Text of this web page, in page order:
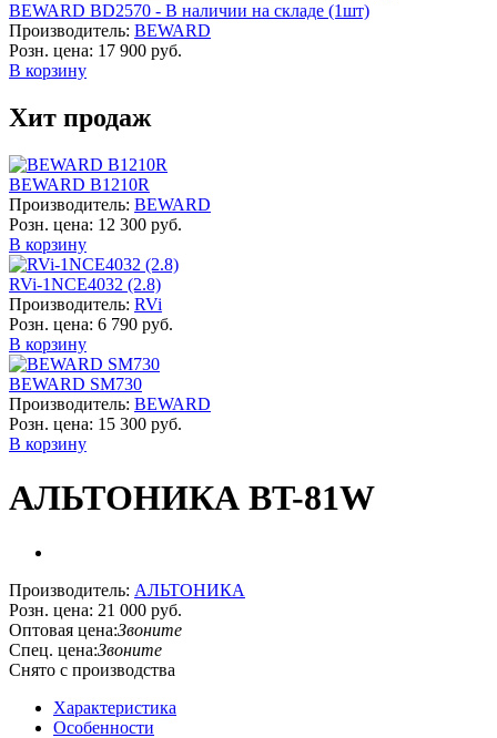
BEWARD BD2570 - В наличии на складе (1шт)
Производитель: BEWARD
Розн. цена: 17 900 руб.
В корзину
Хит продаж
BEWARD B1210R
Производитель: BEWARD
Розн. цена: 12 300 руб.
В корзину
RVi-1NCE4032 (2.8)
Производитель: RVi
Розн. цена: 6 790 руб.
В корзину
BEWARD SM730
Производитель: BEWARD
Розн. цена: 15 300 руб.
В корзину
АЛЬТОНИКА BT-81W
Производитель: АЛЬТОНИКА
Розн. цена: 21 000 руб.
Оптовая цена:Звоните
Спец. цена:Звоните
Снято с производства
Характеристика
Особенности